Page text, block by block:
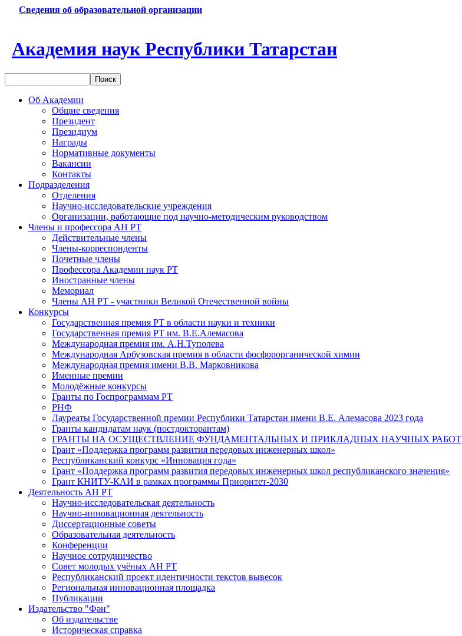
Сведения об образовательной организации
Академия наук Республики Татарстан
Об Академии
Общие сведения
Президент
Президиум
Награды
Нормативные документы
Вакансии
Контакты
Подразделения
Отделения
Научно-исследовательские учреждения
Организации, работающие под научно-методическим руководством
Члены и профессора АН РТ
Действительные члены
Члены-корреспонденты
Почетные члены
Профессора Академии наук РТ
Иностранные члены
Мемориал
Члены АН РТ - участники Великой Отечественной войны
Конкурсы
Государственная премия РТ в области науки и техники
Государственная премия РТ им. В.Е.Алемасова
Международная премия им. А.Н.Туполева
Международная Арбузовская премия в области фосфорорганической химии
Международная премия имени В.В. Марковникова
Именные премии
Молодёжные конкурсы
Гранты по Госпрограммам РТ
РНФ
Лауреаты Государственной премии Республики Татарстан имени В.Е. Алемасова 2023 года
Гранты кандидатам наук (постдокторантам)
ГРАНТЫ НА ОСУЩЕСТВЛЕНИЕ ФУНДАМЕНТАЛЬНЫХ И ПРИКЛАДНЫХ НАУЧНЫХ РАБОТ
Грант «Поддержка программ развития передовых инженерных школ»
Республиканский конкурс «Инновация года»
Грант «Поддержка программ развития передовых инженерных школ республиканского значения»
Грант КНИТУ-КАИ в рамках программы Приоритет-2030
Деятельность АН РТ
Научно-исследовательская деятельность
Научно-инновационная деятельность
Диссертационные советы
Образовательная деятельность
Конференции
Научное сотрудничество
Совет молодых учёных АН РТ
Республиканский проект идентичности текстов вывесок
Региональная инновационная площадка
Публикации
Издательство "Фән"
Об издательстве
Историческая справка